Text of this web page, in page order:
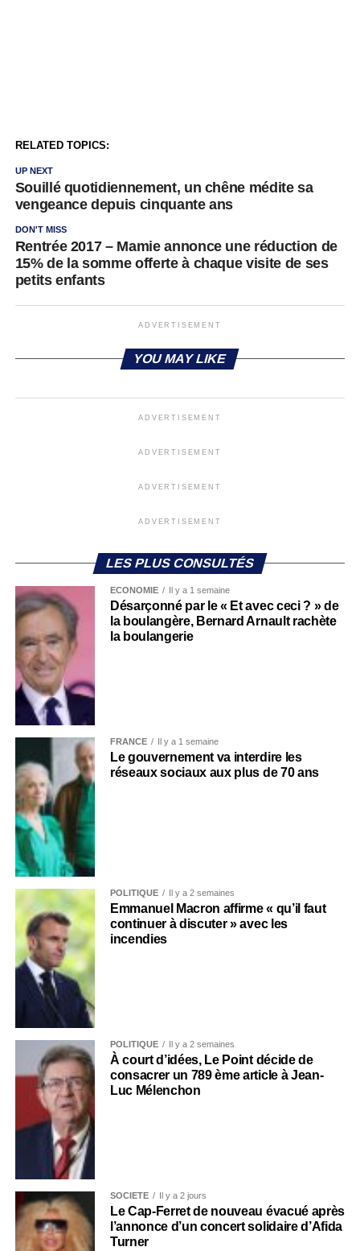
RELATED TOPICS:
UP NEXT
Souillé quotidiennement, un chêne médite sa
vengeance depuis cinquante ans
DON'T MISS
Rentrée 2017 – Mamie annonce une réduction de
15% de la somme offerte à chaque visite de ses
petits enfants
ADVERTISEMENT
YOU MAY LIKE
ADVERTISEMENT
ADVERTISEMENT
ADVERTISEMENT
ADVERTISEMENT
LES PLUS CONSULTÉS
ECONOMIE Il y a 1 semaine
Désarçonné par le « Et avec ceci ? » de
la boulangère, Bernard Arnault rachète
la boulangerie
FRANCE Il y a 1 semaine
Le gouvernement va interdire les
réseaux sociaux aux plus de 70 ans
POLITIQUE Il y a 2 semaines
Emmanuel Macron affirme « qu’il faut
continuer à discuter » avec les
incendies
POLITIQUE Il y a 2 semaines
À court d’idées, Le Point décide de
consacrer un 789 ème article à Jean-
Luc Mélenchon
SOCIÉTÉ Il y a 2 jours
Le Cap-Ferret de nouveau évacué après
l’annonce d’un concert solidaire d’Afida
Turner